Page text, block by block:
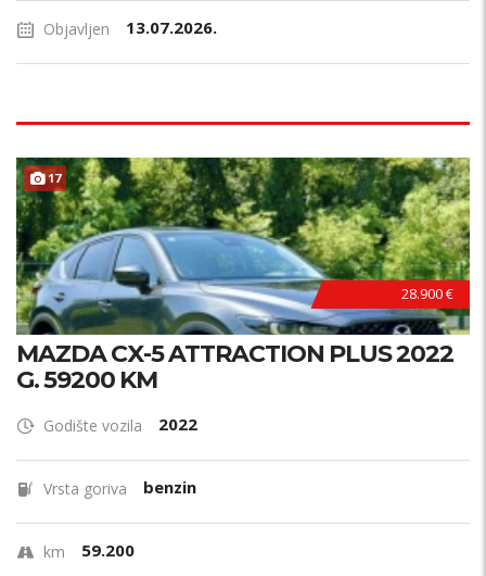
Objavljen 13.07.2026.
17
28.900 €
MAZDA CX-5 ATTRACTION PLUS 2022
G. 59200 KM
Godište vozila 2022
Vrsta goriva benzin
km 59.200